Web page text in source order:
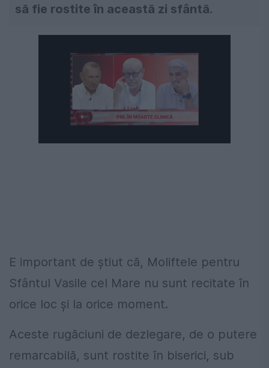
să fie rostite în această zi sfântă.
E important de știut că, Moliftele pentru
Sfântul Vasile cel Mare nu sunt recitate în
orice loc și la orice moment.
Aceste rugăciuni de dezlegare, de o putere
remarcabilă, sunt rostite în biserici, sub